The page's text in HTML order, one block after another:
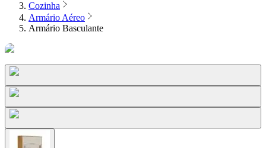
Cozinha
Armário Aéreo
Armário Basculante